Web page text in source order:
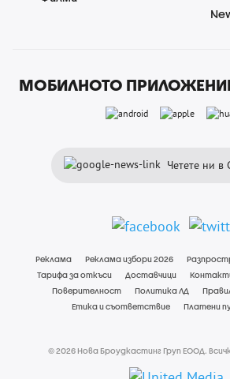
МОБИЛНОТО ПРИЛОЖЕНИЕ
Четете ни в
Реклама Реклама избори 2026
Тарифа за откъси
Доставчици
Поверителност
Политика ЛД
Етика и съответствие
Платени
© 2026 Нова Броудкастинг Груп ЕООД.